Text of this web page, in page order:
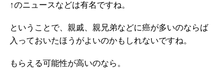
↑のニュースなどは有名ですね。
ということで、親戚、親兄弟などに癌が多いのならば
入っておいたほうがよいのかもしれないですね。
もらえる可能性が高いのなら。